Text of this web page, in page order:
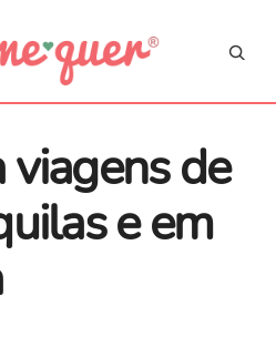
viagens de
e em